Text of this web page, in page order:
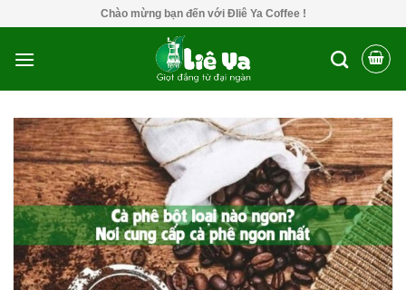
content
Chào mừng bạn đến với Đliê Ya Coffee !